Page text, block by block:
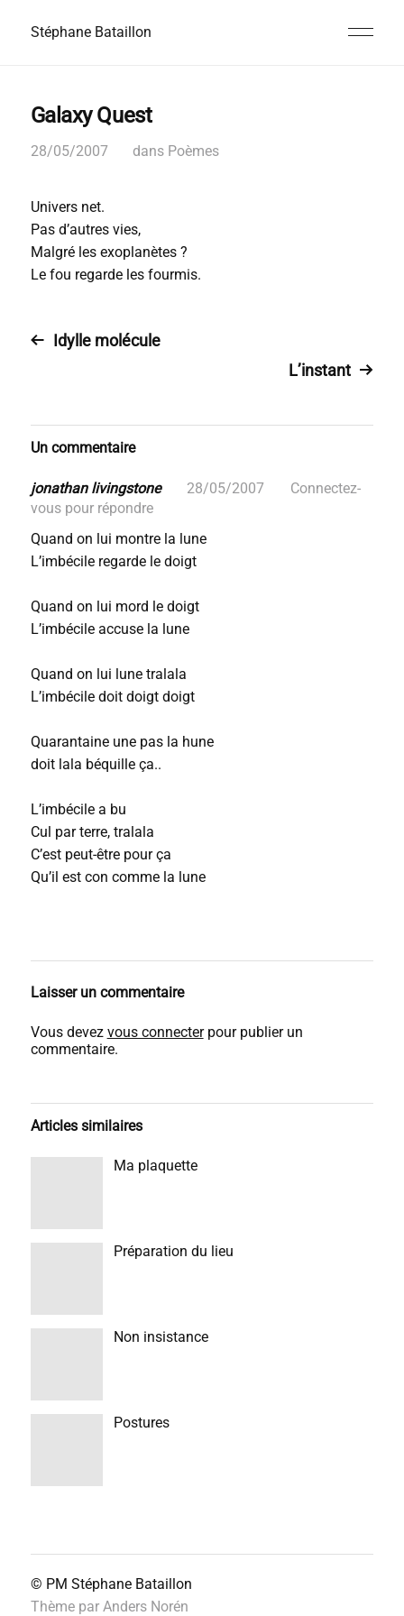
Stéphane Bataillon
Galaxy Quest
28/05/2007 dans Poèmes
Univers net.
Pas d’autres vies,
Malgré les exoplanètes ?
Le fou regarde les fourmis.
Idylle molécule
L’instant
Un commentaire
jonathan livingstone 28/05/2007
Connectez-
vous pour répondre
Quand on lui montre la lune
L’imbécile regarde le doigt
Quand on lui mord le doigt
L’imbécile accuse la lune
Quand on lui lune tralala
L’imbécile doit doigt doigt
Quarantaine une pas la hune
doit lala béquille ça..
L’imbécile a bu
Cul par terre, tralala
C’est peut-être pour ça
Qu’il est con comme la lune
Laisser un commentaire
Vous devez vous connecterpour publier un
commentaire.
Articles similaires
Ma plaquette
Préparation du lieu
Non insistance
Postures
© PM Stéphane Bataillon
Thème par Anders Norén